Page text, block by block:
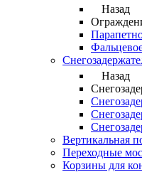
Назад
Назад
Вертикальная
Переходные
Корзины для